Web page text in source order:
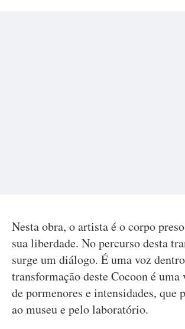
Nesta obra, o artista é o corpo
sua liberdade. No percurso desta
surge um diálogo. É uma voz
transformação deste Cocoon é
de pormenores e intensidades, que
ao museu e pelo laboratório.